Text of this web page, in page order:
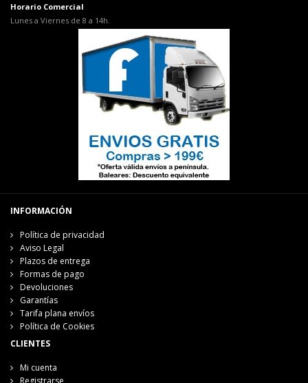
Horario Comercial
Lunes a Viernes de 8 a 14h.
INFORMACIÓN
Política de privacidad
Aviso Legal
Plazos de entrega
Formas de pago
Devoluciones
Garantías
Tarifa plana envíos
Política de Cookies
CLIENTES
Mi cuenta
Registrarse